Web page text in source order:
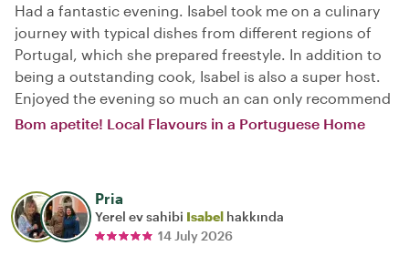
Had a fantastic evening. Isabel took me on a culinary
journey with typical dishes from different regions of
Portugal, which she prepared freestyle. In addition to
being a outstanding cook, Isabel is also a super host.
Enjoyed the evening so much an can only recommend
Bom apetite! Local Flavours in a Portuguese Home
Pria
Yerel ev sahibi Isabel hakkında
14 July 2026